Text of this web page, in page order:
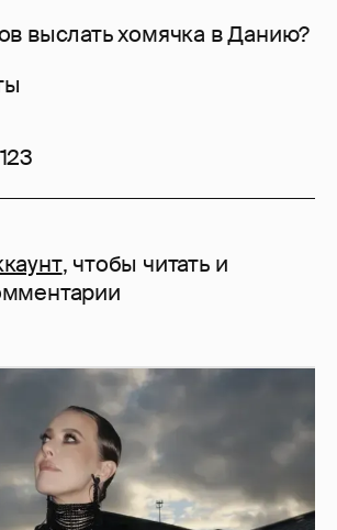
выслать хомячка в Данию?
, чтобы читать и